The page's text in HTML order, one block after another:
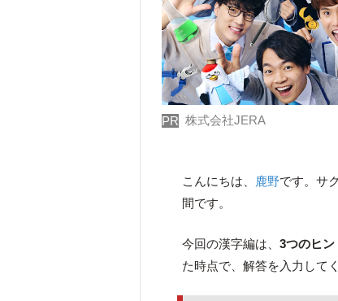
PR 株式会社JERA
こんにちは、 鹿野です。サ
間です。
今回の漢字編は、3つのヒ
た時点で、解答を入力して